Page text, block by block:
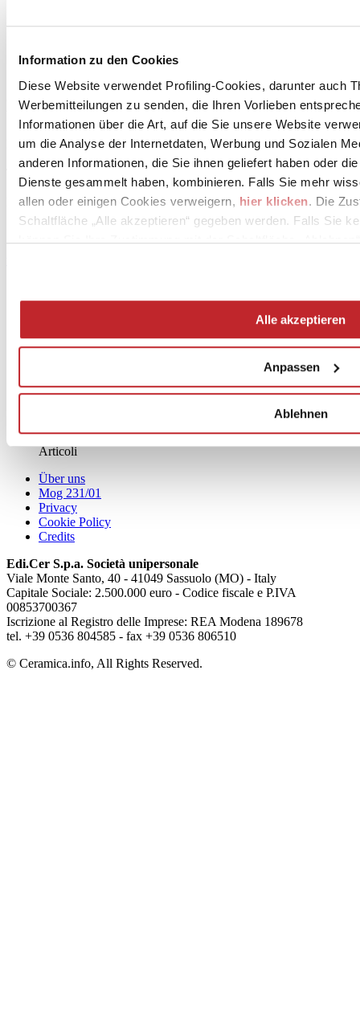
Information zu den Cookies
Diese Website verwendet Profiling-Cookies, darunter auch
Werbemitteilungen zu senden, die Ihren Vorlieben
Informationen über die Art, auf die Sie unsere Website
um die Analyse der Internetdaten, Werbung und Sozialen
anderen Informationen, die Sie ihnen geliefert haben oder
Dienste gesammelt haben, kombinieren. Falls Sie mehr
allen oder einigen Cookies verweigern, hier klicken. Die
Schaltfläche „Alle akzeptieren“ gegeben werden. Falls Sie
können Sie Ihre Zustimmung mit der Schaltfläche
Alle akzeptieren
Anpassen
Ablehnen
CERAMICA DEL CONCA S.p.A.
SAN CLEMENTE, 47832
Rimini
Fax 0541 988783
Articoli
Über uns
Mog 231/01
Privacy
Cookie Policy
Credits
Edi.Cer S.p.a. Società unipersonale
Viale Monte Santo, 40 - 41049 Sassuolo (MO) - Italy
Capitale Sociale: 2.500.000 euro - Codice fiscale e P.IVA
00853700367
Iscrizione al Registro delle Imprese: REA Modena 189678
tel. +39 0536 804585 - fax +39 0536 806510
© Ceramica.info, All Rights Reserved.